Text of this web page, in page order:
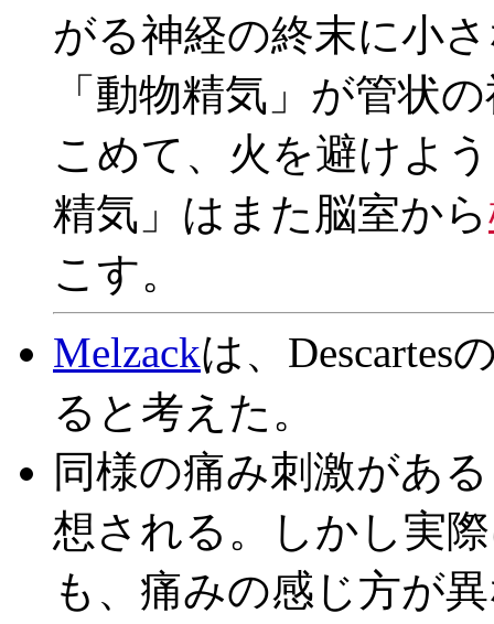
がる神経の終末に小
「動物精気」が管状
こめて、火を避けよ
精気」はまた脳室から
こす。
Melzackは、Descartes
ると考えた。
同様の痛み刺激があ
想される。しかし実
も、痛みの感じ方が